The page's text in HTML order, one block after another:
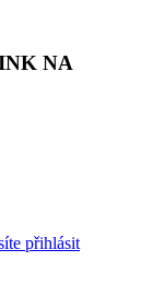
NA
přihlásit